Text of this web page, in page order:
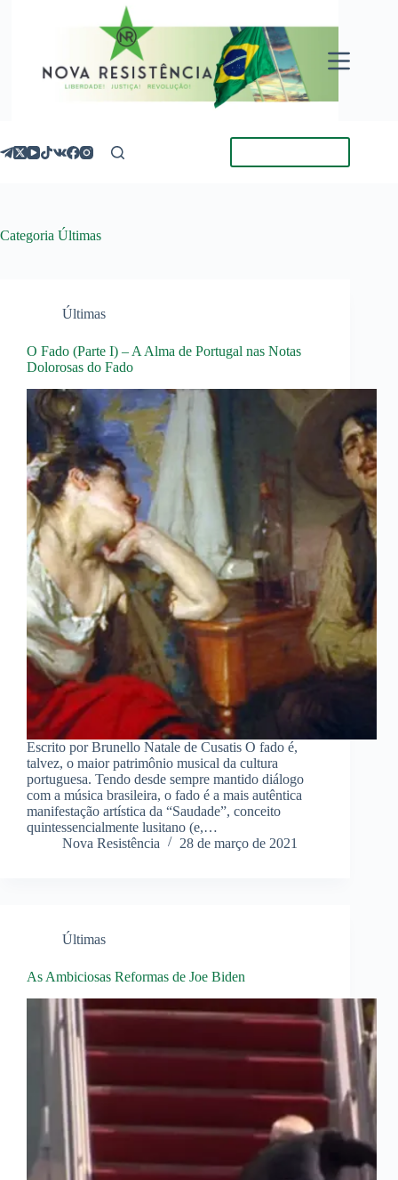
Categoria Últimas
Últimas
O Fado (Parte I) – A Alma de Portugal nas Notas
Dolorosas do Fado
Escrito por Brunello Natale de Cusatis O fado é,
talvez, o maior patrimônio musical da cultura
portuguesa. Tendo desde sempre mantido diálogo
com a música brasileira, o fado é a mais autêntica
manifestação artística da “Saudade”, conceito
quintessencialmente lusitano (e,…
Nova Resistência
28 de março de 2021
Últimas
As Ambiciosas Reformas de Joe Biden